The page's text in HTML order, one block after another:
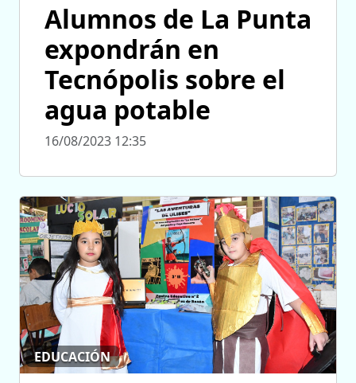
Alumnos de La Punta
expondrán en
Tecnópolis sobre el
agua potable
16/08/2023 12:35
EDUCACIÓN